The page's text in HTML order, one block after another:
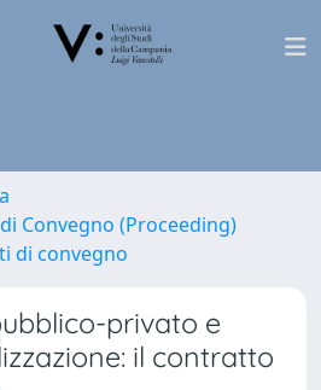
Convegno (Proceeding)
di convegno
privato e
il contratto